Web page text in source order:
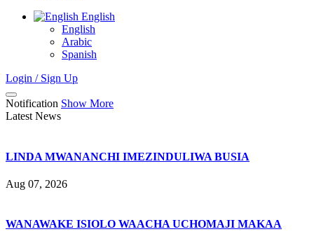
English
English
Arabic
Spanish
Login / Sign Up
Notification Show More
Latest News
LINDA MWANANCHI IMEZINDULIWA BUSIA
Aug 07, 2026
WANAWAKE ISIOLO WAACHA UCHOMAJI MAKAA